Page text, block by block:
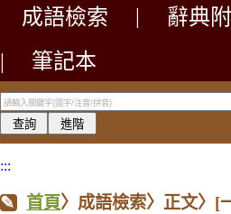
成語檢索 辭典
|
筆記本
:::
首頁〉成語檢索〉正文〉 [